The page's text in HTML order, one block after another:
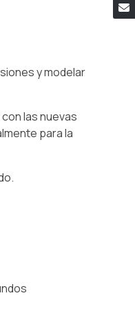
y modelar
las nuevas
para la